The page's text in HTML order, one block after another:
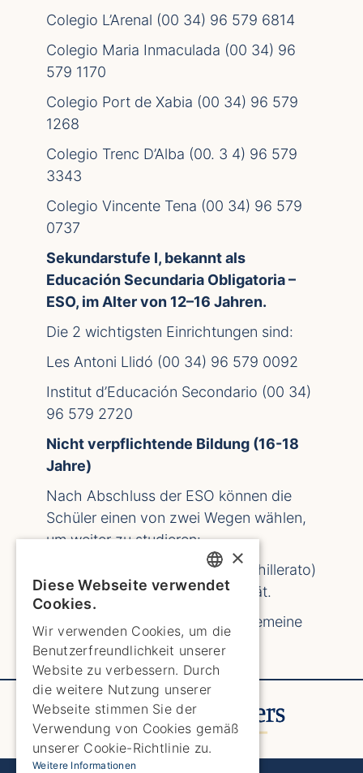
Colegio L’Arenal (00 34) 96 579 6814
Colegio Maria Inmaculada (00 34) 96
579 1170
Colegio Port de Xabia (00 34) 96 579
1268
Colegio Trenc D’Alba (00. 3 4) 96 579
3343
Colegio Vincente Tena (00 34) 96 579
0737
Sekundarstufe I, bekannt als
Educación Secundaria Obligatoria –
ESO, im Alter von 12–16 Jahren.
Die 2 wichtigsten Einrichtungen sind:
Les Antoni Llidó (00 34) 96 579 0092
Institut d’Educación Secondario (00 34)
96 579 2720
Nicht verpflichtende Bildung (16-18
Jahre)
Nach Abschluss der ESO können die
Schüler einen von zwei Wegen wählen,
um weiter zu studieren:
Obere Sekundarschulstufe (Bachillerato)
- Vorbereitung auf die Universität.
Mittlere Berufsausbildung - allgemeine
Ausbildung und Fachpraktika.
ENGLISH
ENGLISH
SPANISH
GERMAN
FRENCH
DUTCH
×
Diese Webseite verwendet
Cookies.
Wir verwenden Cookies, um die
Benutzerfreundlichkeit unserer
Website zu verbessern. Durch
die weitere Nutzung unserer
Webseite stimmen Sie der
Verwendung von Cookies gemäß
unserer Cookie-Richtlinie zu.
Weitere Informationen